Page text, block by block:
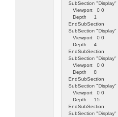
SubSection "Display"
Viewport 0 0
Depth 1
EndSubSection
SubSection "Display"
Viewport 0 0
Depth 4
EndSubSection
SubSection "Display"
Viewport 0 0
Depth 8
EndSubSection
SubSection "Display"
Viewport 0 0
Depth 15
EndSubSection
SubSection "Display"